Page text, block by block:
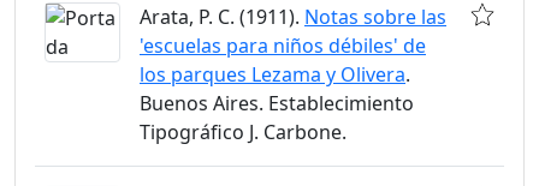
Arata, P. C. (1911). Notas sobre las
'escuelas para niños débiles' de
los parques Lezama y Olivera.
Buenos Aires. Establecimiento
Tipográfico J. Carbone.